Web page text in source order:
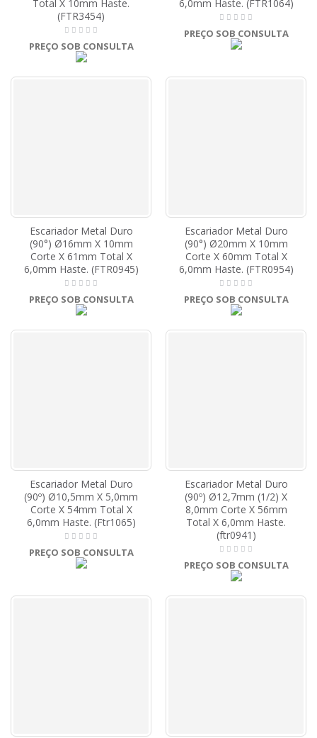
Total X 10mm Haste.
(FTR3454)
PREÇO SOB CONSULTA
6,0mm Haste. (FTR1064)
PREÇO SOB CONSULTA
Escariador Metal Duro
(90°) Ø16mm X 10mm
Corte X 61mm Total X
6,0mm Haste. (FTR0945)
PREÇO SOB CONSULTA
Escariador Metal Duro
(90°) Ø20mm X 10mm
Corte X 60mm Total X
6,0mm Haste. (FTR0954)
PREÇO SOB CONSULTA
Escariador Metal Duro
(90º) Ø10,5mm X 5,0mm
Corte X 54mm Total X
6,0mm Haste. (Ftr1065)
PREÇO SOB CONSULTA
Escariador Metal Duro
(90º) Ø12,7mm (1/2) X
8,0mm Corte X 56mm
Total X 6,0mm Haste.
(ftr0941)
PREÇO SOB CONSULTA